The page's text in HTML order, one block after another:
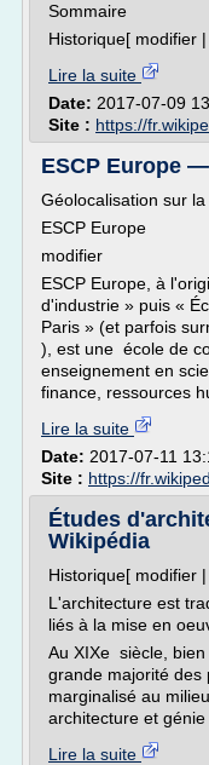
Sommaire
Historique[ modifier |
Lire la suite
Date: 2017-07-09
Site : https://
ESCP Europe
Géolocalisation sur
ESCP Europe
modifier
ESCP Europe, à
d'industrie » puis «
Paris » (et parfois
), est une école de
enseignement en
finance, ressources
Lire la suite
Date: 2017-07-11
Site : https://
Études
Wikipédia
Historique[ modifier
L'architecture est
liés à la mise en
Au XIXe siècle,
grande majorité des
marginalisé au
architecture et génie
Lire la suite